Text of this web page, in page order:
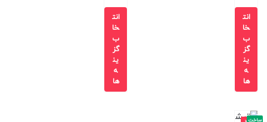
انت
خا
ب
گز
ین
ه
ها
انت
خا
ب
گز
ین
ه
ها
ساخت